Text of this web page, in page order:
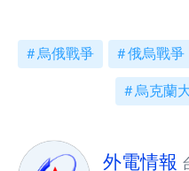
烏俄戰爭 俄烏戰爭
烏克蘭
外電情報